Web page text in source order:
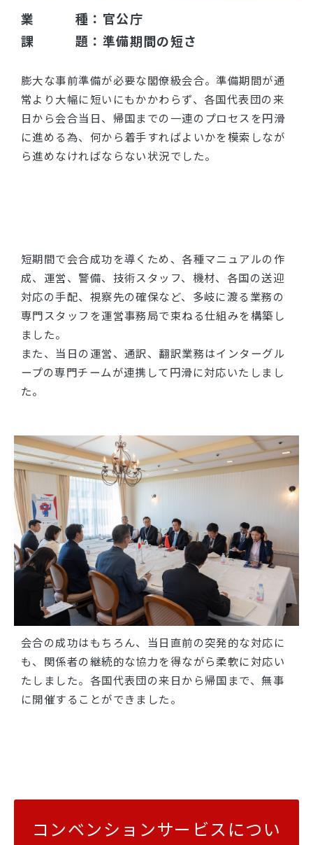
業 種：官公庁
課 題：準備期間の短さ
膨大な事前準備が必要な閣僚級会合。準備期間が通
常より大幅に短いにもかかわらず、各国代表団の来
日から会合当日、帰国までの一連のプロセスを円滑
に進める為、何から着手すればよいかを模索しなが
ら進めなければならない状況でした。
短期間で会合成功を導くため、各種マニュアルの作
成、運営、警備、技術スタッフ、機材、各国の送迎
対応の手配、視察先の確保など、多岐に渡る業務の
専門スタッフを運営事務局で束ねる仕組みを構築し
ました。
また、当日の運営、通訳、翻訳業務はインターグル
ープの専門チームが連携して円滑に対応いたしまし
た。
会合の成功はもちろん、当日直前の突発的な対応に
も、関係者の継続的な協力を得ながら柔軟に対応い
たしました。各国代表団の来日から帰国まで、無事
に開催することができました。
コンベンションサービスについ